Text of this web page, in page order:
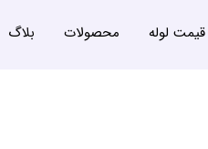
قیمت لوله محصولات بلاگ